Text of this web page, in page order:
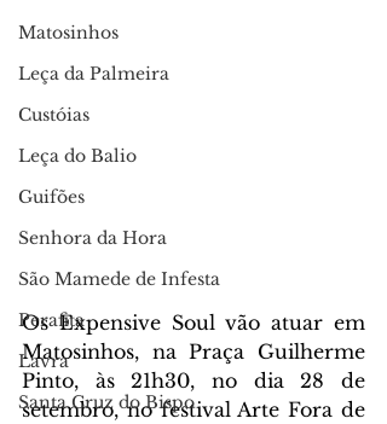
Matosinhos
Leça da Palmeira
Custóias
Leça do Balio
Guifões
Senhora da Hora
São Mamede de Infesta
Perafita
Lavra
Santa Cruz do Bispo
Os Expensive Soul vão atuar em
Matosinhos, na Praça Guilherme
Pinto, às 21h30, no dia 28 de
setembro, no festival Arte Fora de